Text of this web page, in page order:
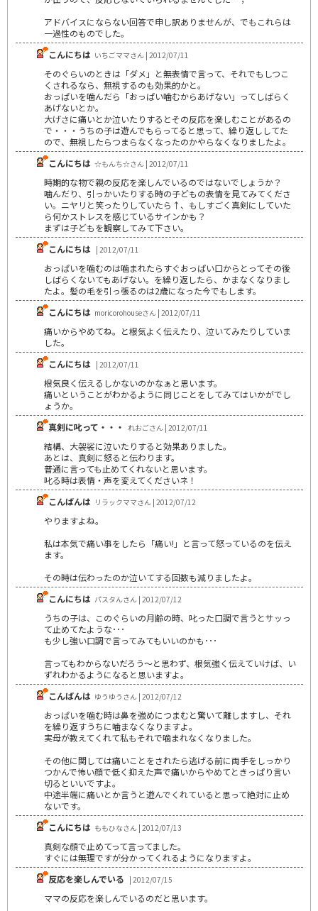
アドバイスにならない回答で申し訳ありませんが、でもこれらは
一過性のものでした。
こんにちは いちごママさん | 2012/07/11
そのぐらいのときは「ダメ」と無表情で言って、それでもしつこ
くされるなら、無視するのも効果的かと。
おっぱいを噛んだら「おっぱい噛むからあげない」ってしばらく
あげないとか。
大げさに痛いとか泣いたりするとその反応を楽しむことがあるの
で・・・うちの子は遊んでもらってると思って、繰り返ししてた
ので、無視したらつまらなくなったのかやらなくなりましたよ。
こんにちは ☆もんち☆さん | 2012/07/11
時期的な物で親の反応を楽しんでいるのではないでしょうか？
噛んだり、引っかいたりする時の子どもの表情を見てみてくださ
い。ニヤリと笑ったりしていたら↑、もしすごく真剣にしていた
ら何かストレスを感じているサインかも？
まずは子どもを観察してみて下さい。
こんにちは | 2012/07/11
おっぱいを噛むのは噛まれたらすぐおっぱい口からとってその後
しばらくないてもあげない。を繰り返したら、かまなくなりまし
たよ。髪の毛を引っ張るのは2歳になった今でもします。
こんにちは moricorohouseさん | 2012/07/11
痛いからやめてね。と根気よく伝えたり、泣いてみたりしていま
した。
こんにちは | 2012/07/11
根気良く伝えるしかないのかなぁと思います。
痛いということがわかるように同じことをしてみてはいかがでし
ょうか。
真剣に叱って・・・ れおごさん | 2012/07/11
結構、大袈裟に泣いたりすると効果ありました。
あとは、真剣に怒ると伝わります。
普通に言っても止めてくれないと思います。
叱る時は表情・声を変えてくださいネ！
こんばんは リラックママさん | 2012/07/12
やりますよね。
私は本気で痛い事をしたら「痛い!」と言って怒っているのを伝え
ます。
その時は伝わったのか泣いてする回数も減りましたよ。
こんにちは パスタんさん | 2012/07/12
うちの子は、このぐらいの月齢の時、叱った口調で言うとサッっ
て止めてたような･･･
も少し強い口調で言ってみてもいいのかも･･･
言ってもわからないだろう～と思わず、根気強く伝えていけば、い
ずれわかるようになると思いますよ。
こんばんは ゆうゆうさん | 2012/07/12
おっぱいを噛む時は鼻を強めにつまむと驚いて離しますし、それ
を繰り返すうちに噛まなくなりますよ。
実母が教えてくれて私もそれで噛まれなくなりました。
その他に関しては痛いことをされたら逃げる前に両手をしっかり
つかんで怖い顔で低く抑えた声で痛いからやめてときっぱり言い
切るといいですよ。
中途半端に痛いとか言うと遊んでくれていると思って絶対に止め
ないです。
こんにちは ももひなさん | 2012/07/13
真剣な顔で止めてって言ってました。
すぐには無理ですが分かってくれるようになりますよ。
反応を楽しんでいる | 2012/07/15
ママの反応を楽しんでいるのだと思います。